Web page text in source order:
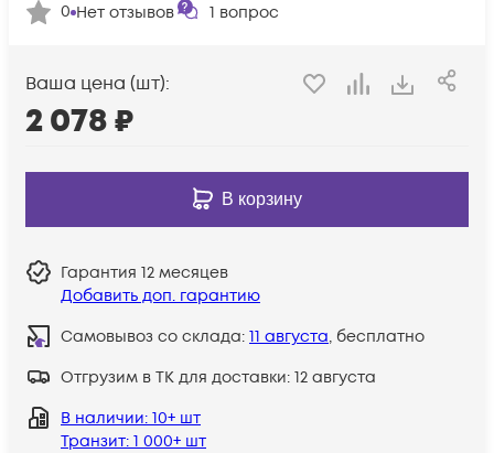
0 Нет отзывов 1 вопрос
Ваша цена (шт):
2 078₽
В корзину
Гарантия 12 месяцев
Добавить доп. гарантию
Самовывоз со склада: 11 августа, бесплатно
Отгрузим в ТК для доставки: 12 августа
В наличии: 10+ шт
Транзит: 1 000+ шт